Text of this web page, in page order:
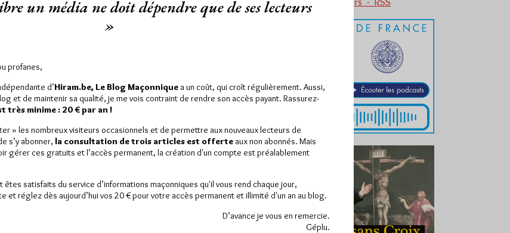
un média ne doit dépendre que de ses lecteurs
»
profanes,
d’Hiram.be, Le Blog Maçonnique a un coût, qui croît régulièrement. Aussi,
et de maintenir sa qualité, je me vois contraint de rendre son accès payant. Rassurez-
très minime : 20 € par an !
» les nombreux visiteurs occasionnels et de permettre aux nouveaux lecteurs de
s’y abonner, la consultation de trois articles est offerte aux non abonnés. Mais
gérer ces gratuits et l’accès permanent, la création d'un compte est préalablement
êtes satisfaits du service d’informations maçonniques qu'il vous rend chaque jour,
et réglez dès aujourd’hui vos 20 € pour votre accès permanent et illimité d'un an au blog.
D’avance je vous en remercie.
Géplu.